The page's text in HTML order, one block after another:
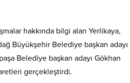
hakkında bilgi alan Yerlikaya,
Büyükşehir Belediye başkan adayı
Belediye başkan adayı Gökhan
gerçekleştirdi.